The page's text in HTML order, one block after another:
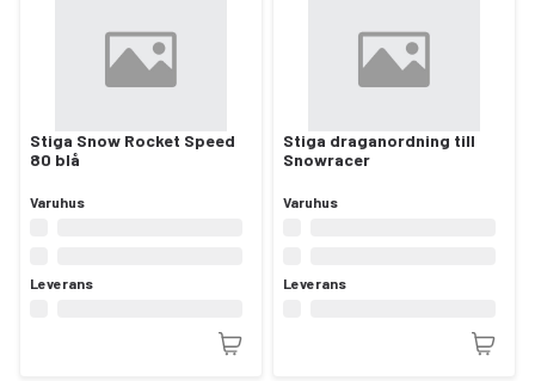
Stiga Snow Rocket Speed
80 blå
Varuhus
Leverans
Stiga draganordning till
Snowracer
Varuhus
Leverans